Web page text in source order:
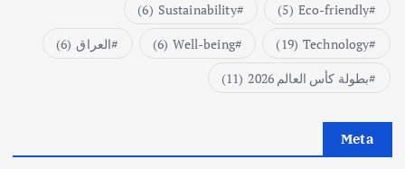
Eco-friendly
(5)
Sustainability
(6)
Technology
(19)
Well-being
(6) العراق (6)
بطولة كأس العالم 2026
(11)
Meta